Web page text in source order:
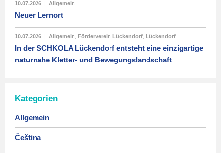
10.07.2026 | Allgemein
Neuer Lernort
10.07.2026 | Allgemein Förderverein Lückendorf Lückendorf
In der SCHKOLA Lückendorf entsteht eine einzigartige
naturnahe Kletter- und Bewegungslandschaft
Kategorien
Allgemein
Čeština